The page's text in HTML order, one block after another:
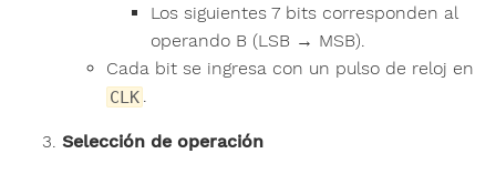
Los siguientes 7 bits corresponden al
operando B (LSB → MSB).
Cada bit se ingresa con un pulso de reloj en
CLK .
Selección de operación